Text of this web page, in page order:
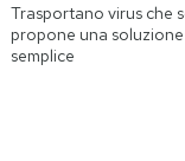
Trasportano virus che
propone una
semplice